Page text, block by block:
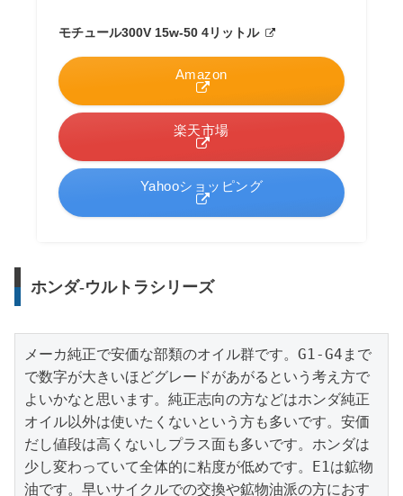
モチュール300V 15w-50 4リットル
Amazon
楽天市場
Yahooショッピング
ホンダ-ウルトラシリーズ
メーカ純正で安価な部類のオイル群です。G1-G4まで
で数字が大きいほどグレードがあがるという考え方で
よいかなと思います。純正志向の方などはホンダ純正
オイル以外は使いたくないという方も多いです。安価
だし値段は高くないしプラス面も多いです。ホンダは
少し変わっていて全体的に粘度が低めです。E1は鉱物
油です。早いサイクルでの交換や鉱物油派の方におす